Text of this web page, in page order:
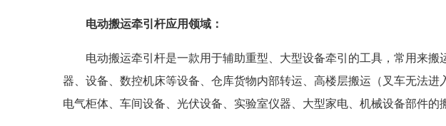
电动搬运牵引杆应用领域：
电动搬运牵引杆是一款用于辅助重型、大型设备牵引的工具，常用来
器、设备、数控机床等设备、仓库货物内部转运、高楼层搬运（叉车无法进
电气柜体、车间设备、光伏设备、实验室仪器、大型家电、机械设备部件的